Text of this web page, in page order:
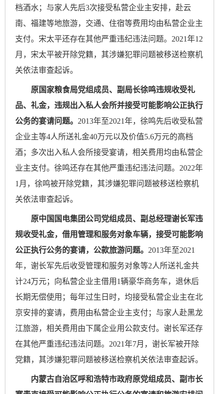
档酒水；与家人先后3次接受私营企业主安排，赴云
南、福建等地旅游，交通、住宿等费用均由私营企业主
支付。宋太平还存在其他严重违纪违法问题。2021年12
月，宋太平被开除党籍，其涉嫌犯罪问题被移送检察机
关依法审查起诉。
原国家粮食局党组成员、副局长徐鸣违规收受礼
品、礼金，违规出入私人会所并接受可能影响公正执行
公务的宴请问题。 2013年至2021年，徐鸣先后收受私营
企业主等4人所送礼金40万元以及价值5.6万元的高档
酒；多次出入私人会所接受宴请，相关费用均由私营企
业主支付。徐鸣还存在其他严重违纪违法问题。2022年
1月，徐鸣被开除党籍，其涉嫌犯罪问题被移送检察机
关依法审查起诉。
原中国国电集团公司党组成员、副总经理谢长军违
规收受礼金，借用管理和服务对象车辆，接受可能影响
公正执行公务的宴请，公款旅游问题。 2013年至2021
年，谢长军先后收受管理和服务对象等2人所送礼金共
计24万元；向私营企业主借用1辆豪华商务车，退休后
长期无偿使用；每年过生日时，均接受私营企业主在北
京安排的宴请，费用由私营企业主支付；与家人赴黑龙
江旅游，相关费用由下属企业用公款支付。谢长军还存
在其他严重违纪违法问题。2021年7月，谢长军被开除
党籍，其涉嫌犯罪问题被移送检察机关依法审查起诉。
内蒙古自治区呼和浩特市政府原党组成员、副市长